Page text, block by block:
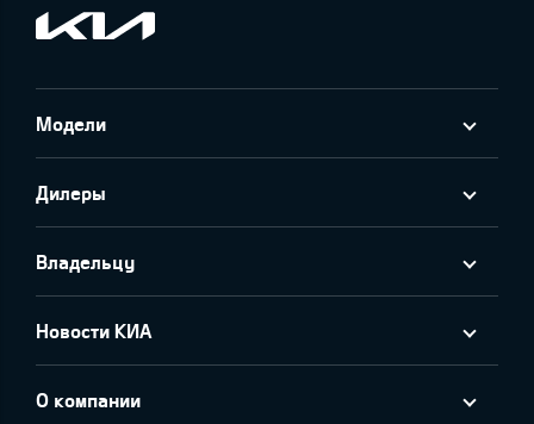
Модели
Дилеры
Владельцу
Новости КИА
О компании